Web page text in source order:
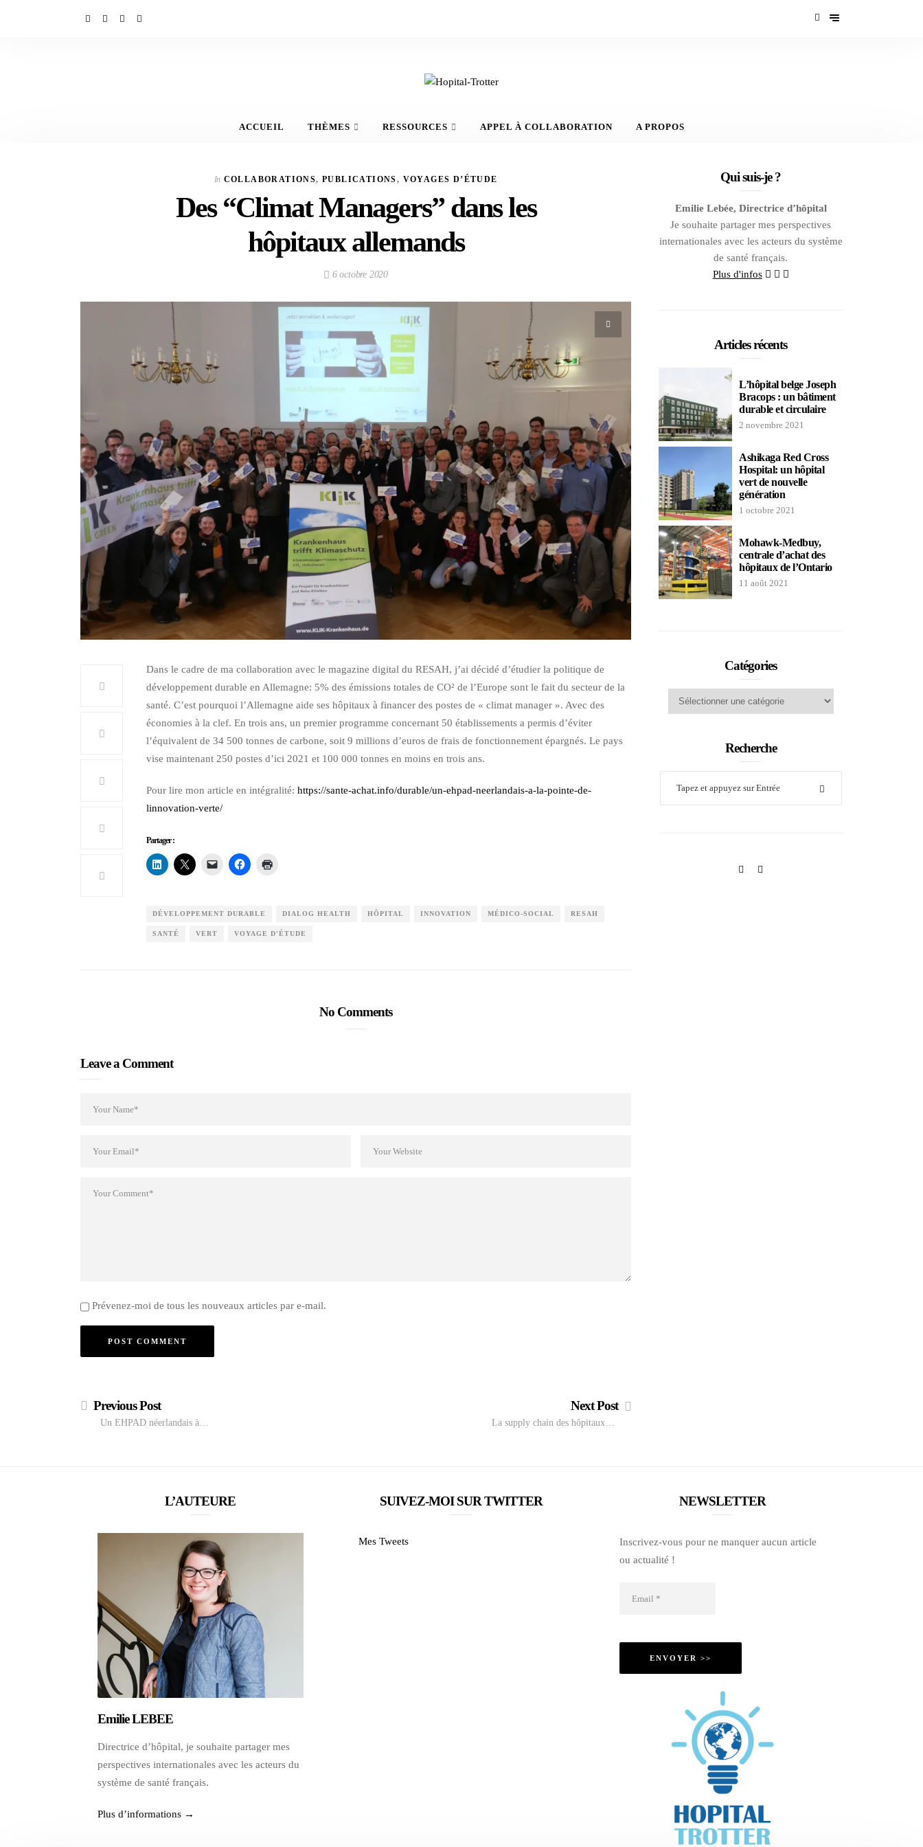
ACCUEIL THÈMES RESSOURCES APPEL À COLLABORATION A PROPOS
In COLLABORATIONS, PUBLICATIONS, VOYAGES D’ÉTUDE
Des “Climat Managers” dans les
hôpitaux allemands
6 octobre 2020
Dans le cadre de ma collaboration avec le magazine digital du RESAH, j’ai décidé d’étudier la politique de
développement durable en Allemagne: 5% des émissions totales de CO² de l’Europe sont le fait du secteur de la
santé. C’est pourquoi l’Allemagne aide ses hôpitaux à financer des postes de « climat manager ». Avec des
économies à la clef. En trois ans, un premier programme concernant 50 établissements a permis d’éviter
l’équivalent de 34 500 tonnes de carbone, soit 9 millions d’euros de frais de fonctionnement épargnés. Le pays
vise maintenant 250 postes d’ici 2021 et 100 000 tonnes en moins en trois ans.
Pour lire mon article en intégralité:https://sante-achat.info/durable/un-ehpad-neerlandais-a-la-pointe-de-
linnovation-verte/
Partager :
DÉVELOPPEMENT DURABLE DIALOG HEALTH HÔPITAL INNOVATION MÉDICO-SOCIAL RESAH
SANTÉ VERT VOYAGE D'ÉTUDE
No Comments
Leave a Comment
Prévenez-moi de tous les nouveaux articles par e-mail.
Previous Post
Un EHPAD néerlandais à…
Next Post
La supply chain des hôpitaux…
Qui suis-je ?
Emilie Lebée, Directrice d’hôpital
Je souhaite partager mes perspectives
internationales avec les acteurs du système
de santé français.
Plus d'infos
Articles récents
L’hôpital belge Joseph
Bracops : un bâtiment
durable et circulaire
2 novembre 2021
Ashikaga Red Cross
Hospital: un hôpital
vert de nouvelle
génération
1 octobre 2021
Mohawk-Medbuy,
centrale d’achat des
hôpitaux de l’Ontario
11 août 2021
Catégories
Catégories
Recherche
L’AUTEURE
Emilie LEBEE
Directrice d’hôpital, je souhaite partager mes
perspectives internationales avec les acteurs du
système de santé français.
Plus d’informations →
SUIVEZ-MOI SUR TWITTER
Mes Tweets
NEWSLETTER
Inscrivez-vous pour ne manquer aucun article
ou actualité !